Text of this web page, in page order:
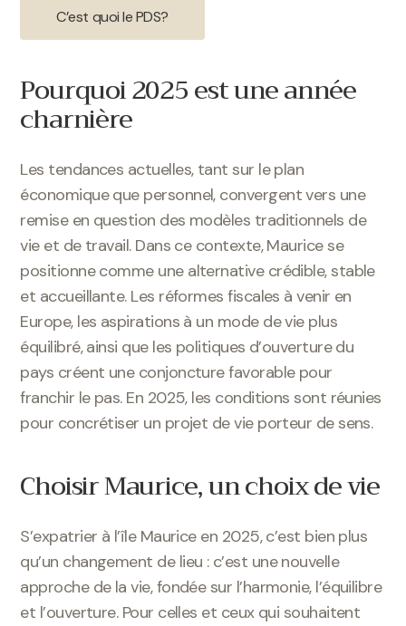
C’est quoi le PDS?
Pourquoi 2025 est une année
charnière
Les tendances actuelles, tant sur le plan
économique que personnel, convergent vers une
remise en question des modèles traditionnels de
vie et de travail. Dans ce contexte, Maurice se
positionne comme une alternative crédible, stable
et accueillante. Les réformes fiscales à venir en
Europe, les aspirations à un mode de vie plus
équilibré, ainsi que les politiques d’ouverture du
pays créent une conjoncture favorable pour
franchir le pas. En 2025, les conditions sont réunies
pour concrétiser un projet de vie porteur de sens.
Choisir Maurice, un choix de vie
S’expatrier à l’île Maurice en 2025, c’est bien plus
qu’un changement de lieu : c’est une nouvelle
approche de la vie, fondée sur l’harmonie, l’équilibre
et l’ouverture. Pour celles et ceux qui souhaitent